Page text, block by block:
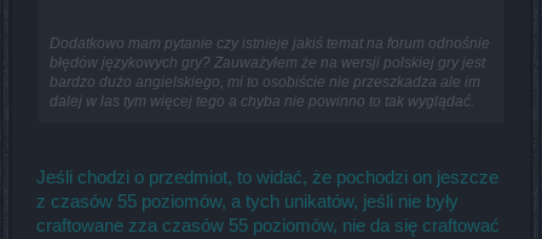
Dodatkowo mam pytanie czy istnieje jakiś temat na forum odnośnie
błędów językowych gry? Zauważyłem że na wersji polskiej gry jest
bardzo dużo angielskiego, mi to osobiście nie przeszkadza ale im
dalej w las tym więcej tego a chyba nie powinno to tak wyglądać.
Jeśli chodzi o przedmiot, to widać, że pochodzi on jeszcze
z czasów 55 poziomów, a tych unikatów, jeśli nie były
craftowane zza czasów 55 poziomów, nie da się craftować